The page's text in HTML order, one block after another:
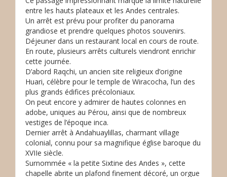
entre les hauts plateaux et les Andes centrales.
Un arrêt est prévu pour profiter du panorama
grandiose et prendre quelques photos souvenirs.
Déjeuner dans un restaurant local en cours de route.
En route, plusieurs arrêts culturels viendront enrichir
cette journée.
D’abord Raqchi, un ancien site religieux d’origine
Huari, célèbre pour le temple de Wiracocha, l’un des
plus grands édifices précoloniaux.
On peut encore y admirer de hautes colonnes en
adobe, uniques au Pérou, ainsi que de nombreux
vestiges de l’époque inca.
Dernier arrêt à Andahuaylillas, charmant village
colonial, connu pour sa magnifique église baroque du
XVIIe siècle.
Surnommée « la petite Sixtine des Andes », cette
chapelle abrite un plafond finement décoré, un orgue